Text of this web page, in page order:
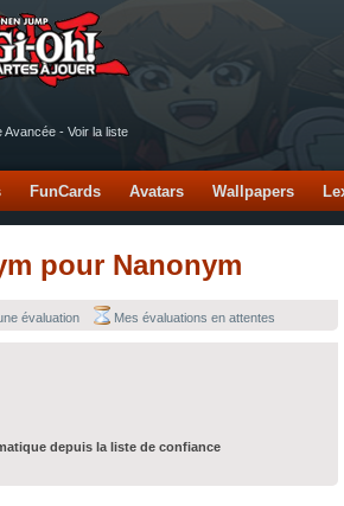
Avancée - Voir la liste
FunCards Avatars Wallpapers
pour Nanonym
évaluation Mes évaluations en attentes
depuis la liste de confiance